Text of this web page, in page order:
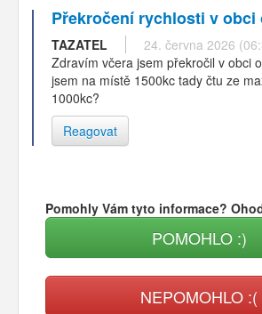
Překročení rychlosti v obci
TAZATEL
24. června 2026
Zdravím včera jsem překročil v obci
jsem na místě 1500kc tady čtu ze
1000kc?
Reagovat
Pomohly Vám tyto informace?
POMOHLO :)
NEPOMOHLO :(